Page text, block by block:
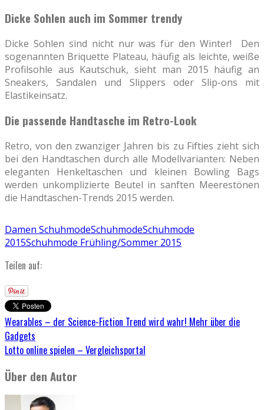
Dicke Sohlen auch im Sommer trendy
Dicke Sohlen sind nicht nur was für den Winter! Den
sogenannten Briquette Plateau, häufig als leichte, weiße
Profilsohle aus Kautschuk, sieht man 2015 häufig an
Sneakers, Sandalen und Slippers oder Slip-ons mit
Elastikeinsatz.
Die passende Handtasche im Retro-Look
Retro, von den zwanziger Jahren bis zu Fifties zieht sich
bei den Handtaschen durch alle Modellvarianten: Neben
eleganten Henkeltaschen und kleinen Bowling Bags
werden unkomplizierte Beutel in sanften Meerestönen
die Handtaschen-Trends 2015 werden.
Damen SchuhmodeSchuhmodeSchuhmode
2015Schuhmode Frühling/Sommer 2015
Teilen auf:
Wearables – der Science-Fiction Trend wird wahr! Mehr über die
Gadgets
Lotto online spielen – Vergleichsportal
Über den Autor